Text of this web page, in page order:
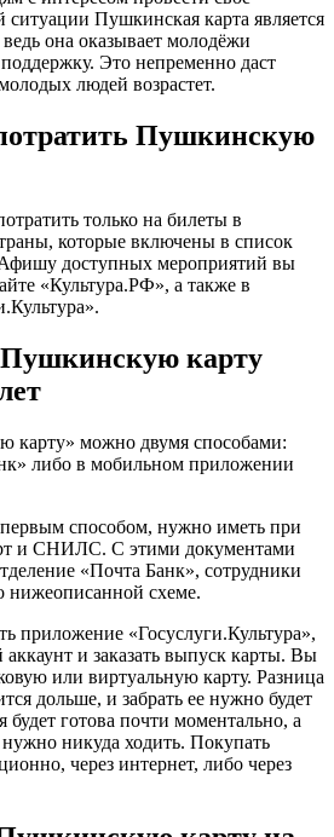
ситуации Пушкинская карта является
она оказывает молодёжи
Это непременно даст
людей возрастет.
Пушкинскую
только на билеты в
которые включены в список
доступных мероприятий вы
«Культура.РФ», а также в
карту
можно двумя способами:
либо в мобильном приложении
первым способом, нужно иметь при
и СНИЛС. С этими документами
«Почта Банк», сотрудники
нижеописанной схеме.
приложение «Госуслуги.Культура»,
и заказать выпуск карты. Вы
или виртуальную карту. Разница
дольше, и забрать ее нужно будет
готова почти моментально, а
нужно никуда ходить. Покупать
через интернет, либо через